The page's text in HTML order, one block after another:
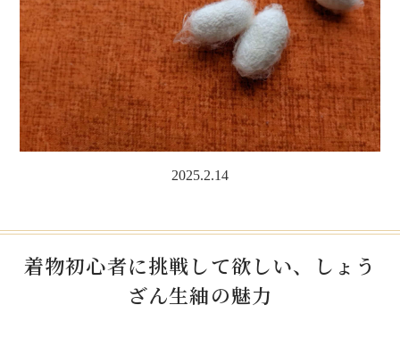
2025.2.14
着物初心者に挑戦して欲しい、しょう
ざん生紬の魅力